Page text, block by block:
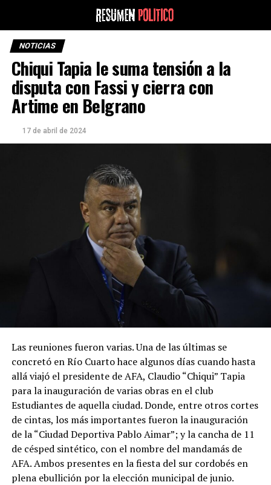
NOTICIAS
Chiqui Tapia le suma tensión a la
disputa con Fassi y cierra con
Artime en Belgrano
17 de abril de 2024
Las reuniones fueron varias. Una de las últimas se
concretó en Río Cuarto hace algunos días cuando hasta
allá viajó el presidente de AFA, Claudio “Chiqui” Tapia
para la inauguración de varias obras en el club
Estudiantes de aquella ciudad. Donde, entre otros cortes
de cintas, los más importantes fueron la inauguración
de la “Ciudad Deportiva Pablo Aimar”; y la cancha de 11
de césped sintético, con el nombre del mandamás de
AFA. Ambos presentes en la fiesta del sur cordobés en
plena ebullición por la elección municipal de junio.